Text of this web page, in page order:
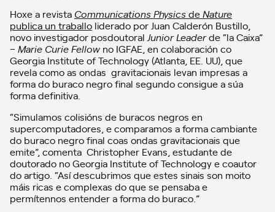
Hoxe a revista Communications PhysicsdeNature
publica un traballo liderado por Juan Calderón Bustillo,
novo investigador posdoutoral Junior Leaderde “la Caixa”
– Marie Curie Fellow no IGFAE, en colaboración co
Georgia Institute of Technology (Atlanta, EE. UU), que
revela como as ondas gravitacionais levan impresas a
forma do buraco negro final segundo consigue a súa
forma definitiva.
“Simulamos colisións de buracos negros en
supercomputadores, e comparamos a forma cambiante
do buraco negro final coas ondas gravitacionais que
emite”, comenta Christopher Evans, estudante de
doutorado no Georgia Institute of Technology e coautor
do artigo. “Así descubrimos que estes sinais son moito
máis ricas e complexas do que se pensaba e
permítennos entender a forma do buraco.”